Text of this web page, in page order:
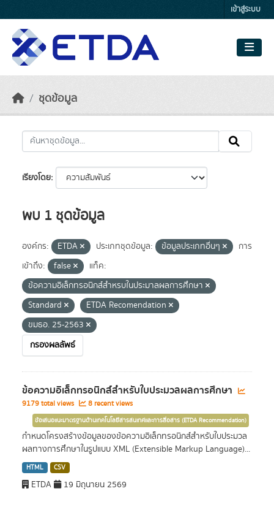
เข้าสู่ระบบ
ชุดข้อมูล
เรียงโดย
พบ 1 ชุดข้อมูล
องค์กร: ETDA ประเภทชุดข้อมูล: ข้อมูลประเภทอื่นๆ
การ
เข้าถึง:
false
แท็ค:
ข้อความอิเล็กทรอนิกส์สำหรบในประมาลผลการศึกษา
Standard
ETDA Recomendation
ขมธอ. 25-2563
กรองผลลัพธ์
ข้อความอิเล็กทรอนิกส์สำหรับใบประมวลผลการศึกษา
9179 total views 8 recent views
ข้อเสนอแนะมาตรฐานด้านเทคโนโลยีสารสนเทศและการสื่อสาร (ETDA Recommendation)
กำหนดโครงสร้างข้อมูลของข้อความอิเล็กทรอนิกส์สำหรับใบประมวล
ผลทางการศึกษาในรูปแบบ XML (Extensible Markup Language)...
HTML CSV
ETDA 19 มิถุนายน 2569